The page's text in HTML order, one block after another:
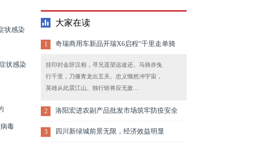
状感染
状感染
毒
大家在读
1 奇瑞商用车新品开瑞X6启程“千里走单骑
挂印封金辞汉相，寻兄遥望远途还。马骑赤兔
行千里，刀偃青龙出五关。忠义慨然冲宇宙，
英雄从此震江山。独行斩将应无敌....
2 洛阳宏进农副产品批发市场筑牢防疫安全
3 四川新绿城前景无限，经济效益明显